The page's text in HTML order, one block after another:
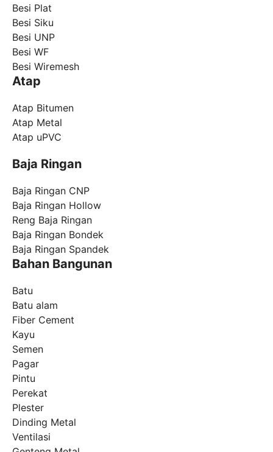
Besi Plat
Besi Siku
Besi UNP
Besi WF
Besi Wiremesh
Atap
Atap Bitumen
Atap Metal
Atap uPVC
Baja Ringan
Baja Ringan CNP
Baja Ringan Hollow
Reng Baja Ringan
Baja Ringan Bondek
Baja Ringan Spandek
Bahan Bangunan
Batu
Batu alam
Fiber Cement
Kayu
Semen
Pagar
Pintu
Perekat
Plester
Dinding Metal
Ventilasi